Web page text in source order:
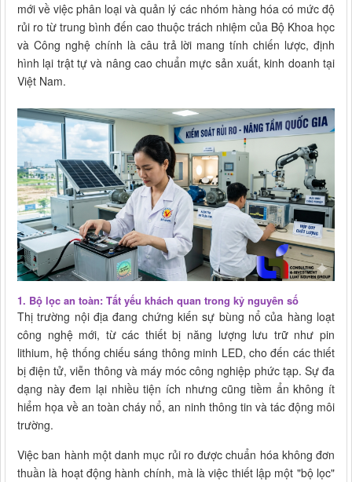
mới về việc phân loại và quản lý các nhóm hàng hóa có mức độ
rủi ro từ trung bình đến cao thuộc trách nhiệm của Bộ Khoa học
và Công nghệ chính là câu trả lời mang tính chiến lược, định
hình lại trật tự và nâng cao chuẩn mực sản xuất, kinh doanh tại
Việt Nam.
1. Bộ lọc an toàn: Tất yếu khách quan trong kỷ nguyên số
Thị trường nội địa đang chứng kiến sự bùng nổ của hàng loạt
công nghệ mới, từ các thiết bị năng lượng lưu trữ như pin
lithium, hệ thống chiếu sáng thông minh LED, cho đến các thiết
bị điện tử, viễn thông và máy móc công nghiệp phức tạp. Sự đa
dạng này đem lại nhiều tiện ích nhưng cũng tiềm ẩn không ít
hiểm họa về an toàn cháy nổ, an ninh thông tin và tác động môi
trường.
Việc ban hành một danh mục rủi ro được chuẩn hóa không đơn
thuần là hoạt động hành chính, mà là việc thiết lập một "bộ lọc"